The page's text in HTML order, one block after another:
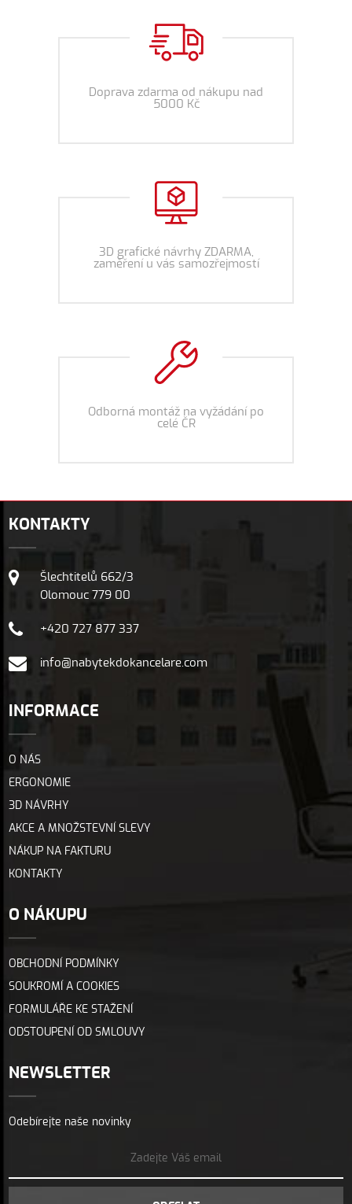
Doprava zdarma od nákupu nad
5000 Kč
3D grafické návrhy ZDARMA,
zaměření u vás samozřejmostí
Odborná montáž na vyžádání po
celé ČR
KONTAKTY
Šlechtitelů 662/3
Olomouc 779 00
+420 727 877 337
info@nabytekdokancelare.com
INFORMACE
O NÁS
ERGONOMIE
3D NÁVRHY
AKCE A MNOŽSTEVNÍ SLEVY
NÁKUP NA FAKTURU
KONTAKTY
O NÁKUPU
OBCHODNÍ PODMÍNKY
SOUKROMÍ A COOKIES
FORMULÁŘE KE STAŽENÍ
ODSTOUPENÍ OD SMLOUVY
NEWSLETTER
Odebírejte naše novinky